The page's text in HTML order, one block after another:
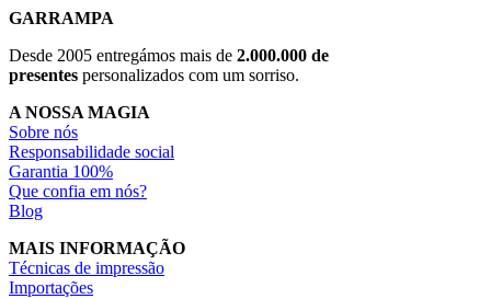
GARRAMPA
Desde 2005 entregámos mais de 2.000.000 de
presentes personalizados com um sorriso.
A NOSSA MAGIA
Sobre nós
Responsabilidade social
Garantia 100%
Que confia em nós?
Blog
MAIS INFORMAÇÃO
Técnicas de impressão
Importações